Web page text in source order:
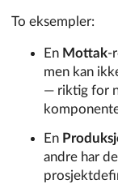
To eksempler:
En Mottak-
men kan
— riktig for
En
andre har